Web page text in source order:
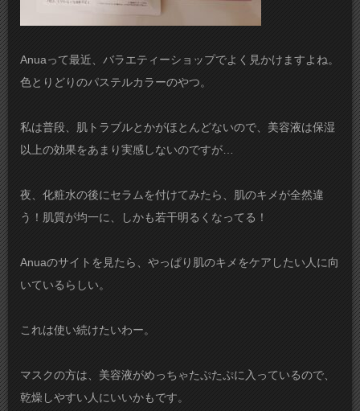
Anuaって最近、バラエティーショップでよく見かけますよね。
色とりどりのパステルカラーのやつ。
私は普段、肌トラブルとかがほとんどないので、美容液は保湿
以上の効果をあまり実感しないのですが…
夜、化粧水の後にセラムを付けてみたら、肌のキメが全然違
う！肌質が均一に、しかも若干明るくなってる！
Anuaのサイトを見たら、やっぱり肌のキメをケアしたい人に向
いているらしい。
これは使い続けたいわー。
マスクの方は、美容液がめっちゃたぷたぷに入っているので、
乾燥しやすい人にいいかもです。